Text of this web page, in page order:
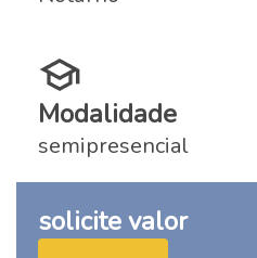
Modalidade
semipresencial
solicite valor